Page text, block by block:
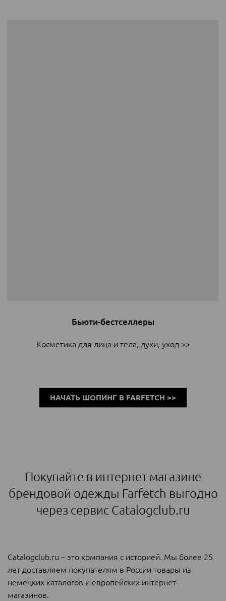
Бьюти-бестселлеры
Косметика для лица и тела, духи, уход >>
НАЧАТЬ ШОПИНГ В FARFETCH >>
Покупайте в интернет магазине
брендовой одежды Farfetch выгодно
через сервис Catalogclub.ru
Catalogclub.ru – это компания с историей. Мы более 25
лет доставляем покупателям в России товары из
немецких каталогов и европейских интернет-
магазинов.